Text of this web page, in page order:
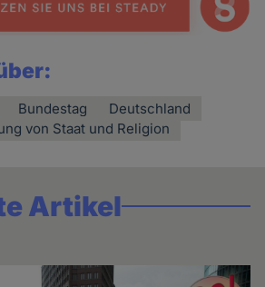
Bundestag
Deutschland
von Staat und Religion
Artikel